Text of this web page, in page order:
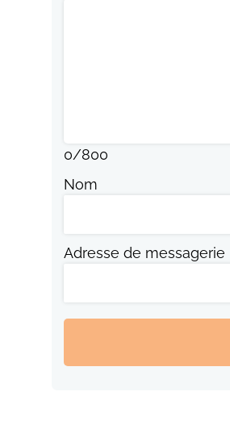
0/800
Nom
Adresse de messagerie